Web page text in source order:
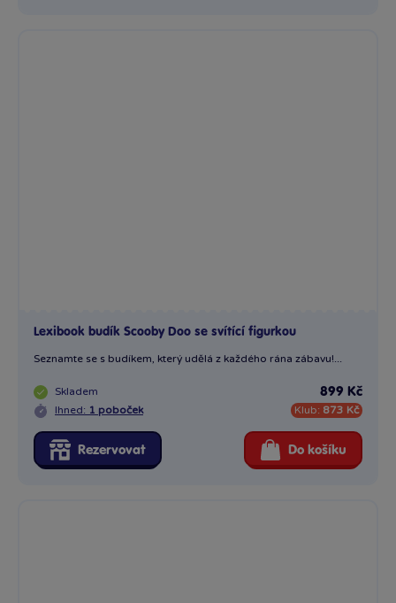
Lexibook budík Scooby Doo se svítící figurkou
Seznamte se s budíkem, který udělá z každého rána zábavu!...
Skladem
Ihned: 1 poboček
899 Kč
Klub: 873 Kč
Rezervovat Do košíku